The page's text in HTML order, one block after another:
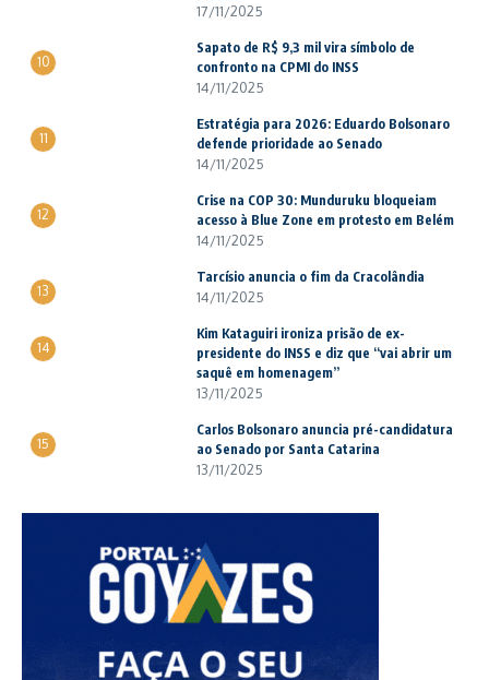
17/11/2025
10
Sapato de R$ 9,3 mil vira símbolo de
confronto na CPMI do INSS
14/11/2025
11
Estratégia para 2026: Eduardo Bolsonaro
defende prioridade ao Senado
14/11/2025
12
Crise na COP 30: Munduruku bloqueiam
acesso à Blue Zone em protesto em Belém
14/11/2025
13
Tarcísio anuncia o fim da Cracolândia
14/11/2025
14
Kim Kataguiri ironiza prisão de ex-
presidente do INSS e diz que “vai abrir um
saquê em homenagem”
13/11/2025
15
Carlos Bolsonaro anuncia pré-candidatura
ao Senado por Santa Catarina
13/11/2025